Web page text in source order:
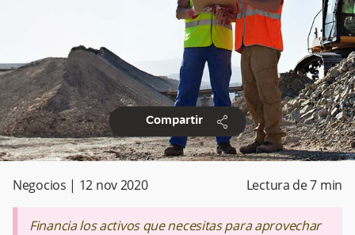
Compartir share
Negocios | 12 nov 2020 Lectura de7 min
Financia los activos que necesitas para aprovechar